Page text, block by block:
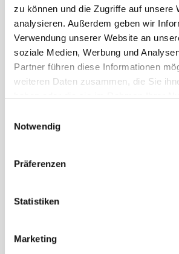
zu können und die Zugriffe auf unsere
analysieren. Außerdem geben wir
Verwendung unserer Website an
soziale Medien, Werbung und
Partner führen diese Informationen
weiteren Daten zusammen, die Sie
Notwendig
Präferenzen
Statistiken
Marketing
Gemeinde Waldems
Rathaus (Gemeindeverwaltung)
Schulgasse 2
65529 Waldems-Esch
bgm@gemeinde-waldems.de